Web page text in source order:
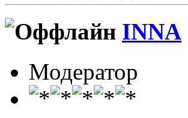
INNA
Модератор